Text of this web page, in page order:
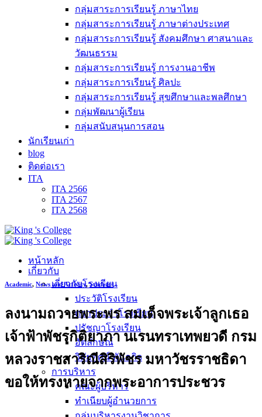
กลุ่มสาระการเรียนรู้ ภาษาไทย
กลุ่มสาระการเรียนรู้ ภาษาต่างประเทศ
กลุ่มสาระการเรียนรู้ สังคมศึกษา ศาสนาและ
วัฒนธรรม
กลุ่มสาระการเรียนรู้ การงานอาชีพ
กลุ่มสาระการเรียนรู้ ศิลปะ
กลุ่มสาระการเรียนรู้ สุขศึกษาและพลศึกษา
กลุ่มพัฒนาผู้เรียน
กลุ่มสนับสนุนการสอน
นักเรียนเก่า
blog
ติดต่อเรา
ITA
ITA 2566
ITA 2567
ITA 2568
หน้าหลัก
เกี่ยวกับ
เกี่ยวกับโรงเรียน
ประวัติโรงเรียน
ตราประจำโรงเรียน
ปรัชญาโรงเรียน
อัตลักษณ์
วิสัยทัศน์ พันธกิจ
การบริหาร
คณะผู้บริหาร
ทำเนียบผู้อำนวยการ
Academic, News and Activity,Students
ลงนามถวายพระพร สมเด็จพระเจ้าลูกเธอ
เจ้าฟ้าพัชรกิติยาภา นเรนทราเทพยวดี กรม
หลวงราชสาริณีสิริพัชร มหาวัชรราชธิดา
ขอให้ทรงหายจากพระอาการประชวร